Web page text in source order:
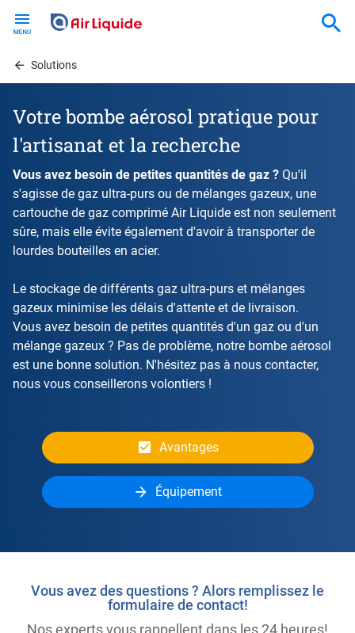
contentSolutions
Votre bombe aérosol pratique pour
l'artisanat et la recherche
Vous avez besoin de petites quantités de gaz ? Qu'il
s'agisse de gaz ultra-purs ou de mélanges gazeux, une
cartouche de gaz comprimé Air Liquide est non seulement
sûre, mais elle évite également d'avoir à transporter de
lourdes bouteilles en acier.
Le stockage de différents gaz ultra-purs et mélanges
gazeux minimise les délais d'attente et de livraison.
Vous avez besoin de petites quantités d'un gaz ou d'un
mélange gazeux ? Pas de problème, notre bombe aérosol
est une bonne solution. N'hésitez pas à nous contacter,
nous vous conseillerons volontiers !
Avantages
Équipement
Vous avez des questions ? Alors remplissez le
formulaire de contact!
Nos experts vous rappellent dans les 24 heures!